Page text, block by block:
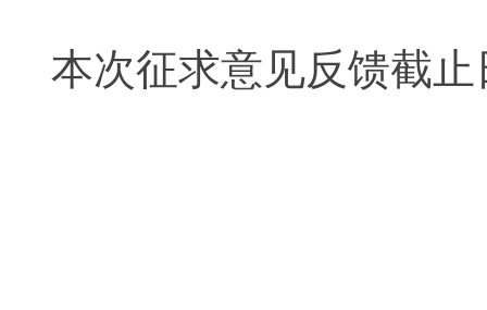
本次征求意见反馈截